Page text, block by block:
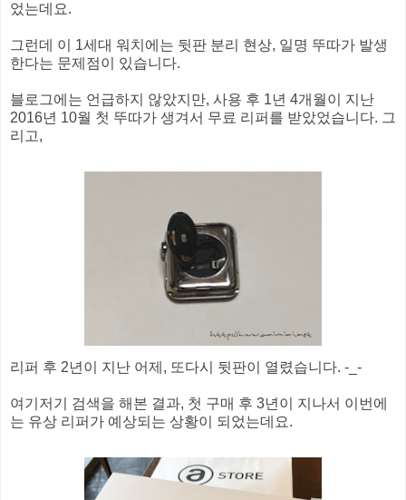
었는데요.
그런데 이 1세대 워치에는 뒷판 분리 현상, 일명 뚜따가 발생
한다는 문제점이 있습니다.
블로그에는 언급하지 않았지만, 사용 후 1년 4개월이 지난
2016년 10월 첫 뚜따가 생겨서 무료 리퍼를 받았었습니다. 그
리고,
리퍼 후 2년이 지난 어제, 또다시 뒷판이 열렸습니다. -_-
여기저기 검색을 해본 결과, 첫 구매 후 3년이 지나서 이번에
는 유상 리퍼가 예상되는 상황이 되었는데요.